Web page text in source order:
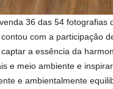
36 das 54 fotografias
com a participação
a essência da
e meio ambiente e
e ambientalmente